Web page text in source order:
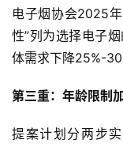
电子烟协会2025
性”列为选择电子
体需求下降25%-
第三重：年龄限制
提案计划分两步